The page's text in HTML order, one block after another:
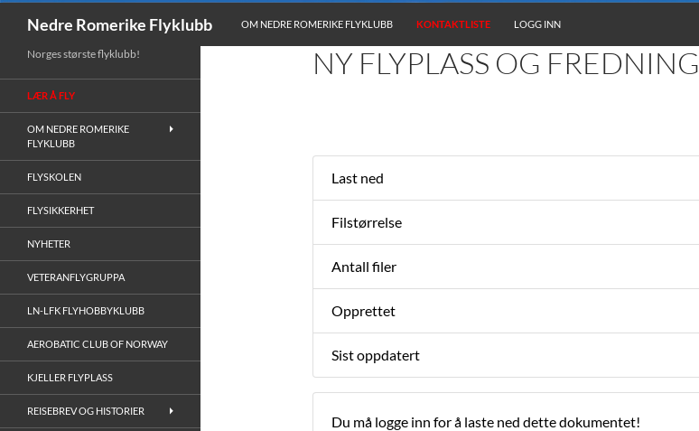
Nedre Romerike Flyklubb
OM NEDRE ROMERIKE FLYKLUBB
KONTAKTLISTE LOGG INN
NY FLYPLASS OG
Last ned
Filstørrelse
Antall filer
Opprettet
Sist oppdatert
Du må logge inn for å laste ned dette dokumentet!
Norges største flyklubb!
LÆR Å FLY
OM NEDRE ROMERIKE
FLYKLUBB
FLYSKOLEN
FLYSIKKERHET
NYHETER
VETERANFLYGRUPPA
LN-LFK FLYHOBBYKLUBB
AEROBATIC CLUB OF NORWAY
KJELLER FLYPLASS
REISEBREV OG HISTORIER